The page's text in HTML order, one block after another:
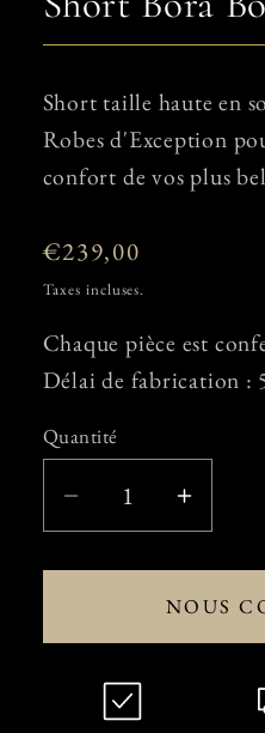
Short taille haute en
Robes d'Exception
confort de vos plus
Prix
habituel
€239,00
Taxes incluses.
Chaque pièce est
Délai de fabrication :
Quantité
Quantité
Réduire
la
quantité
Short
Bora
la
de
Short
NOUS